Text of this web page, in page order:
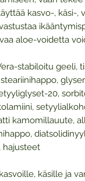
kasvo-, käsi-,
aloe-voidetta
stabiloitu geeli,
20,
kamomillauute,
hajusteet
käsille ja